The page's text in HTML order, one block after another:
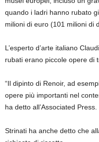
quando i ladri hanno rubato
milioni di euro (101 milioni di
L’esperto d’arte italiano
rubati erano piccole opere di
“Il dipinto di Renoir, ad
opere più importanti nel
ha detto all’Associated Press.
Strinati ha anche detto che